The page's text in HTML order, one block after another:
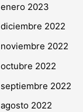
enero 2023
diciembre 2022
noviembre 2022
octubre 2022
septiembre 2022
agosto 2022